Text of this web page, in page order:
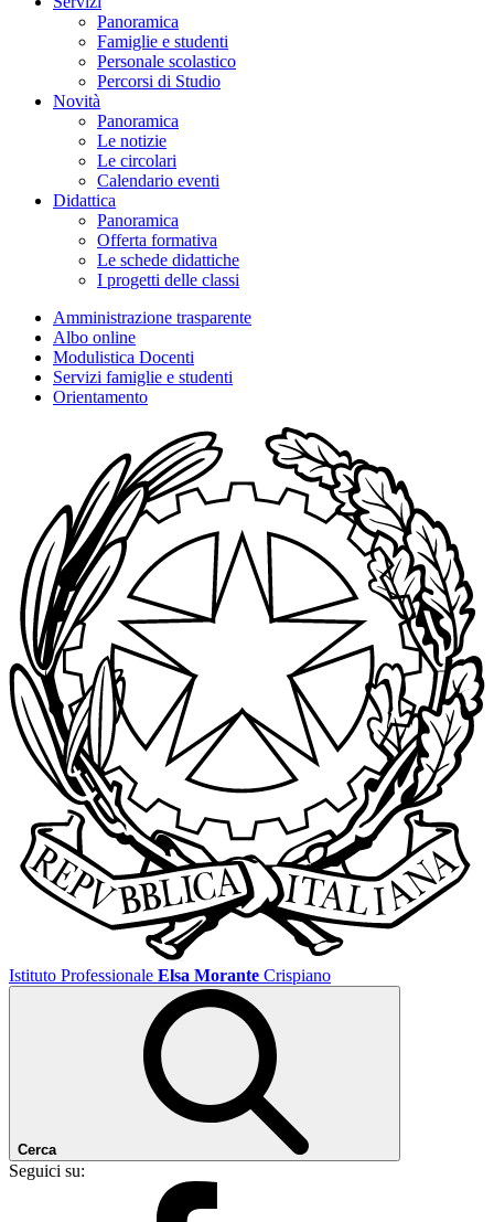
Panoramica
Famiglie e studenti
Personale scolastico
Percorsi di Studio
Novità
Panoramica
Le notizie
Le circolari
Calendario eventi
Didattica
Panoramica
Offerta formativa
Le schede didattiche
I progetti delle classi
Amministrazione trasparente
Albo online
Modulistica Docenti
Servizi famiglie e studenti
Orientamento
Istituto Professionale Elsa Morante Crispiano
Cerca
Seguici su: